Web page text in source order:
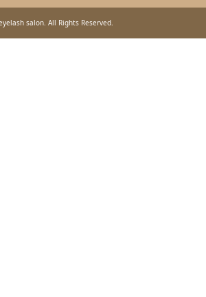
salon. All Rights Reserved.